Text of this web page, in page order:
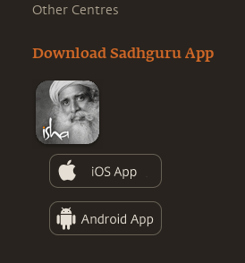
Other Centres
Download Sadhguru App